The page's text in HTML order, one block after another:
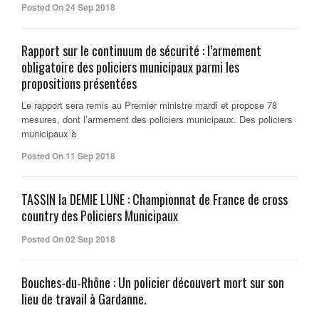
Posted On 24 Sep 2018
Rapport sur le continuum de sécurité : l’armement
obligatoire des policiers municipaux parmi les
propositions présentées
Le rapport sera remis au Premier ministre mardi et propose 78
mesures, dont l’armement des policiers municipaux. Des policiers
municipaux à
Posted On 11 Sep 2018
TASSIN la DEMIE LUNE : Championnat de France de cross
country des Policiers Municipaux
Posted On 02 Sep 2018
Bouches-du-Rhône : Un policier découvert mort sur son
lieu de travail à Gardanne.